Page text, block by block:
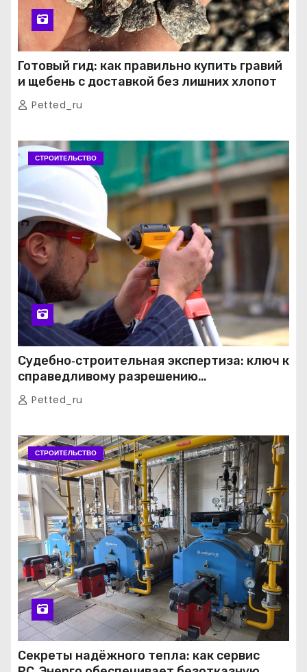
Готовый гид: как правильно купить гравий
и щебень с доставкой без лишних хлопот
Petted_ru
СТРОИТЕЛЬСТВО
Судебно‑строительная экспертиза: ключ к
справедливому разрешению
строительных споров
Petted_ru
СТРОИТЕЛЬСТВО
Секреты надёжного тепла: как сервис